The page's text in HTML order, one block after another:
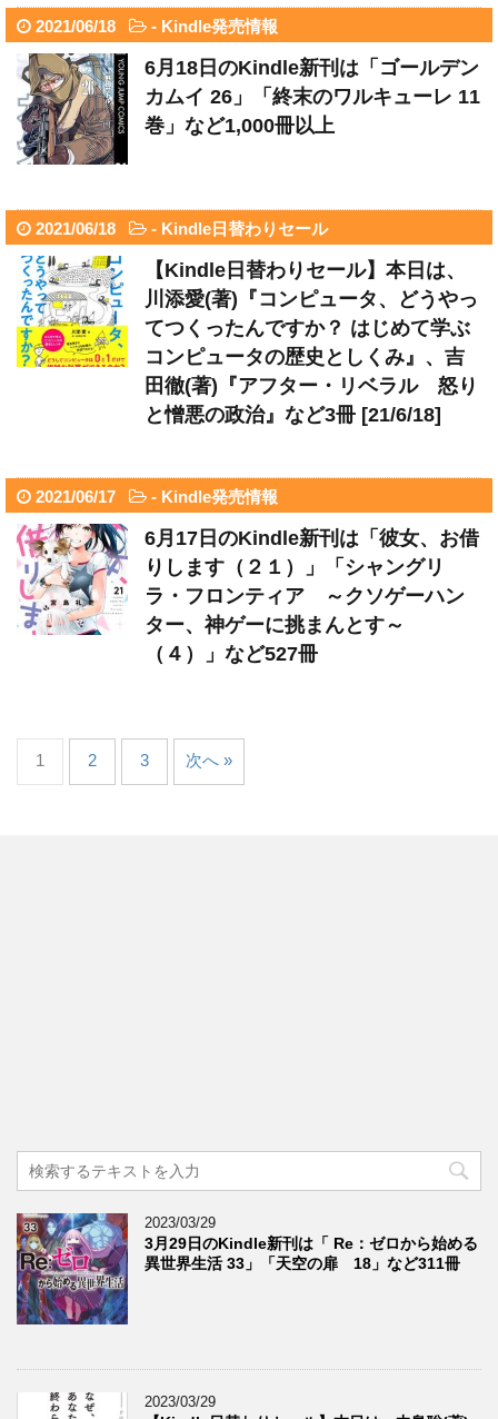
2021/06/18 - Kindle発売情報
6月18日のKindle新刊は「ゴールデン
カムイ 26」「終末のワルキューレ 11
巻」など1,000冊以上
2021/06/18 - Kindle日替わりセール
【Kindle日替わりセール】本日は、
川添愛(著)『コンピュータ、どうやっ
てつくったんですか？ はじめて学ぶ
コンピュータの歴史としくみ』、吉
田徹(著)『アフター・リベラル 怒り
と憎悪の政治』など3冊 [21/6/18]
2021/06/17 - Kindle発売情報
6月17日のKindle新刊は「彼女、お借
りします（２１）」「シャングリ
ラ・フロンティア ～クソゲーハン
ター、神ゲーに挑まんとす～
（４）」など527冊
1 2 3 次へ »
2023/03/29
3月29日のKindle新刊は「 Re：ゼロから始める
異世界生活 33」「天空の扉 18」など311冊
2023/03/29